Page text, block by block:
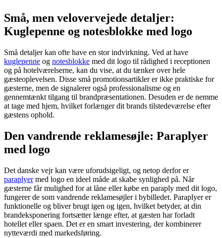
Små, men velovervejede detaljer:
Kuglepenne og notesblokke med logo
Små detaljer kan ofte have en stor indvirkning. Ved at have
kuglepenne og notesblokke med dit logo til rådighed i receptionen
og på hotelværelserne, kan du vise, at du tænker over hele
gæsteoplevelsen. Disse små promotionsartikler er ikke praktiske for
gæsterne, men de signalerer også professionalisme og en
gennemtænkt tilgang til brandpræsentationen. Desuden er de nemme
at tage med hjem, hvilket forlænger dit brands tilstedeværelse efter
gæstens ophold.
Den vandrende reklamesøjle: Paraplyer
med logo
Det danske vejr kan være uforudsigeligt, og netop derfor er
paraplyermed logo en ideel måde at skabe synlighed på. Når
gæsterne får mulighed for at låne eller købe en paraply med dit logo,
fungerer de som vandrende reklamesøjler i bybilledet. Paraplyer er
funktionelle og bliver brugt igen og igen, hvilket betyder, at din
brandeksponering fortsætter længe efter, at gæsten har forladt
hotellet eller spaen. Det er en smart investering, der kombinerer
nytteværdi med markedsføring.